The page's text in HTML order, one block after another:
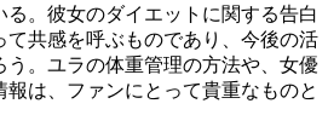
る。彼女のダイエットに関する告白
て共感を呼ぶものであり、今後の活
う。ユラの体重管理の方法や、女優
報は、ファンにとって貴重なものと